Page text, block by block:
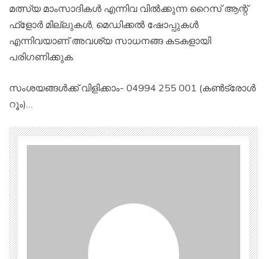
മത്സ്യ മാംസാദികള്‍ എന്നിവ വില്‍ക്കുന്ന റൈസ് ആന്റ്
ഫ്‌ളോര്‍ മില്ലുകള്‍, മെഡിക്കല്‍ ഷോപ്പുകള്‍
എന്നിവയാണ് അവശ്യ സാധനങ്ങ കടകളായി
പരിഗണിക്കുക.
സംശയങ്ങള്‍ക്ക് വിളിക്കാം- 04994 255 001 (കണ്‍ട്രോള്‍
റൂം)…